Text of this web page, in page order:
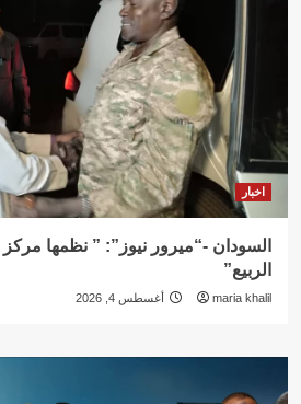
اخبار
السودان -“ميرور نيوز”: ” نظمها
الربيع”
maria khalil أغسطس 4, 2026